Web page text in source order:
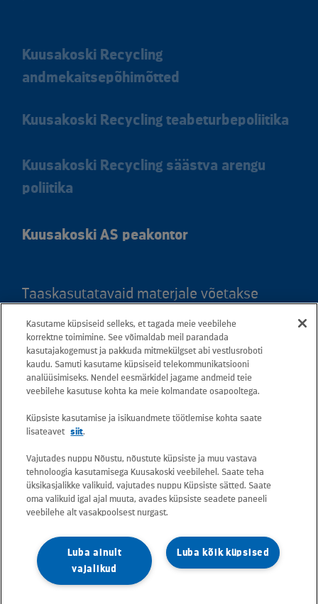
Kuusakoski Recycling
andmekaitsepõhimõtted
Kuusakoski Recycling teabeturbepoliitika
Kuusakoski Recycling säästva arengu
poliitika
Kuusakoski AS peakontor
Taaskasutatavaid materjale võetakse
Kaardil klõpsates leiate kõigi maakondade
teeninduspunktid ja teejuhised.
Postiaadress: Betooni 12, 13816 Tallinn
(Eesti)
Kõik e-posti aadressid on kujul
eesnimi.perekonnanimi@kuusakoski.com
Konkreetsete tegevuskohtade
kontaktandmete vaatamiseks valige
Kasutame küpsiseid selleks, et tagada meie veebilehe
korrektne toimimine. See võimaldab meil parandada
kasutajakogemust ja pakkuda mitmekülgset abi vestlusroboti
kaudu. Samuti kasutame küpsiseid telekommunikatsiooni
analüüsimiseks. Nendel eesmärkidel jagame andmeid teie
veebilehe kasutuse kohta ka meie kolmandate osapooltega.
Küpsiste kasutamise ja isikuandmete töötlemise kohta saate
lisateavet
siit.
Vajutades nuppu Nõustu, nõustute küpsiste ja muu vastava
tehnoloogia kasutamisega Kuusakoski veebilehel. Saate teha
üksikasjalikke valikuid, vajutades nuppu Küpsiste sätted. Saate
oma valikuid igal ajal muuta, avades küpsiste seadete paneeli
veebilehe alt vasakpoolsest nurgast.
Luba kõik küpsised
Luba ainult
vajalikud